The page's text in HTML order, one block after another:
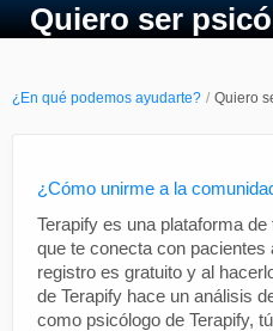
Quiero ser
¿En qué podemos ayudarte? Quiero
¿Cómo unirme a la
Terapify es una plataforma
que te conecta con pacientes
registro es gratuito y al
de Terapify hace un análisis
como psicólogo de Terapify,